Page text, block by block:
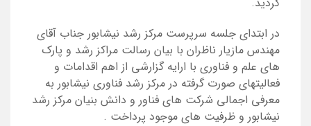
در ابتدای جلسه سرپرست مرکز رشد نیشابور جناب آقای
مهندس مازیار ناظران با بیان رسالت مراکز رشد و پارک
های علم و فناوری با ارایه گزارشی از اهم اقدامات و
فعالیتهای صورت گرفته در مرکز رشد فناوری نیشابور به
معرفی اجمالی شرکت های فناور و دانش بنیان مرکز رشد
نیشابور و ظرفیت های موجود پرداخت .